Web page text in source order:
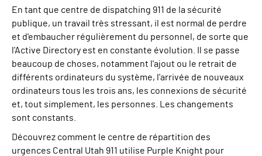
En tant que centre de dispatching 911 de la sécurité
publique, un travail très stressant, il est normal de perdre
et d'embaucher régulièrement du personnel, de sorte que
l'Active Directory est en constante évolution. Il se passe
beaucoup de choses, notamment l'ajout ou le retrait de
différents ordinateurs du système, l'arrivée de nouveaux
ordinateurs tous les trois ans, les connexions de sécurité
et, tout simplement, les personnes. Les changements
sont constants.
Découvrez comment le centre de répartition des
urgences Central Utah 911 utilise Purple Knight pour